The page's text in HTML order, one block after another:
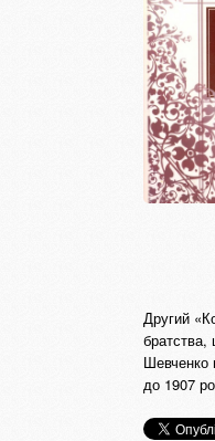
Другий
братства,
Шевченко
до 1907